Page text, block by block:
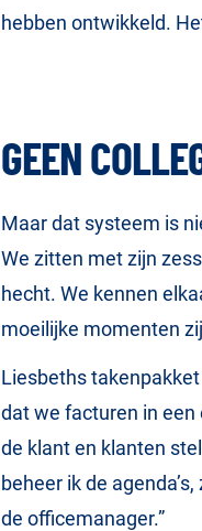
hebben ontwikkeld.
GEEN
Maar dat systeem is
We zitten met zijn
hecht. We kennen
moeilijke momenten
Liesbeths
dat we facturen in een
de klant en klanten
beheer ik de
de officemanager.”